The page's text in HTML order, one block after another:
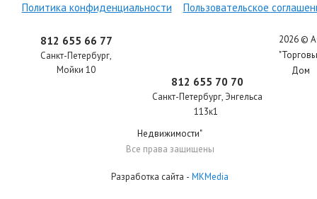
Политика конфиденциальности Пользовательское
812 655 66 77
Санкт-Петербург,
Мойки 10
812 655 70 70
Санкт-Петербург, Энгельса
113к1
2026 ©
Дом
Недвижимости"
Все права защищены
Разработка сайта - MKMedia